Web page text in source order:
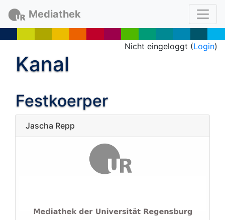
Mediathek
Nicht eingeloggt (Login)
Kanal
Festkoerper
Jascha Repp